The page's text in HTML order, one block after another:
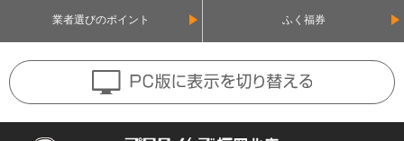
業者選びのポイント ふく福券